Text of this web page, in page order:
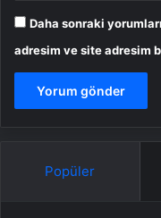
Daha sonraki
adresim ve site adresim
Popüler